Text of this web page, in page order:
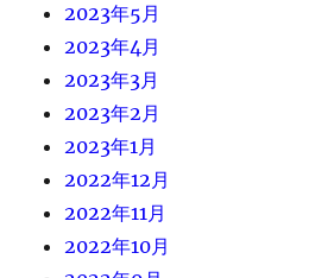
2023年5月
2023年4月
2023年3月
2023年2月
2023年1月
2022年12月
2022年11月
2022年10月